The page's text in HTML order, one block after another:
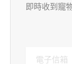
即時收到寵